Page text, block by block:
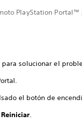
PlayStation Portal™
solucionar el
el botón de
Reiniciar.